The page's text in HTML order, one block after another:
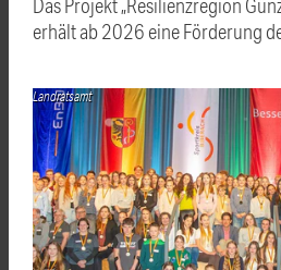
Das Projekt „Resilienzregion
erhält ab 2026 eine Förderung
Landratsamt